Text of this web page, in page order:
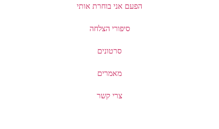
הפעם אני בוחרת אותי
סיפורי הצלחה
סרטונים
מאמרים
צרי קשר